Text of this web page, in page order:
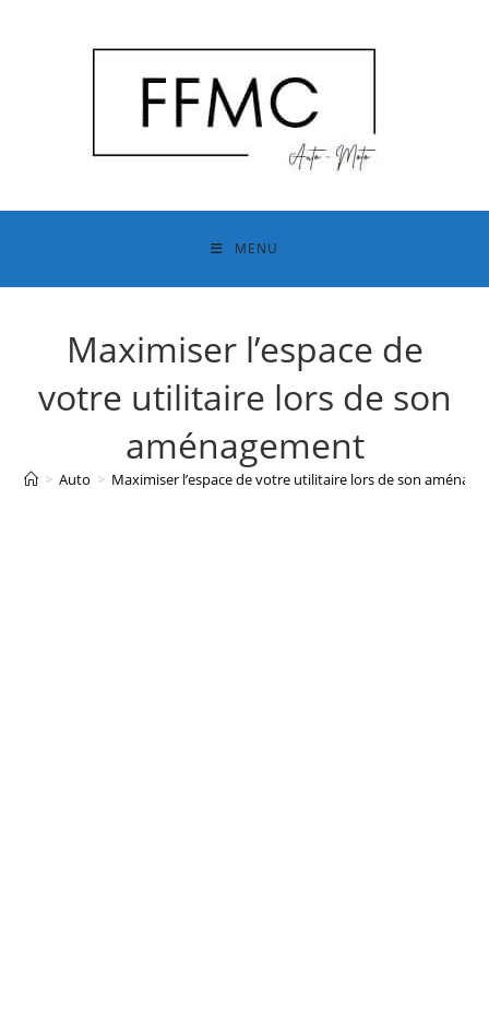
MENU
Maximiser l’espace de
votre utilitaire lors de son
aménagement
> Auto > Maximiser l’espace de votre utilitaire lors de son